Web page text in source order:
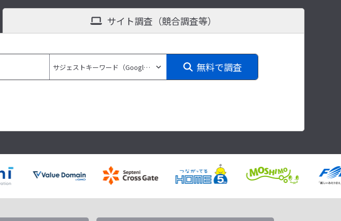
サイト調査 （競合調査等）
無料で調査